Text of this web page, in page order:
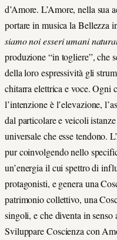
d’Amore. L’Amore, nella sua
portare in musica la Bellezza
siamo noi esseri umani
produzione “in togliere”, che
della loro espressività gli
chitarra elettrica e voce. Ogni
l’intenzione è l’elevazione,
dal particolare e veicoli
universale che esse tendono.
pur coinvolgendo nello
un’energia il cui spettro di
protagonisti, e genera una
patrimonio collettivo, una
singoli, e che diventa in
Sviluppare Coscienza con